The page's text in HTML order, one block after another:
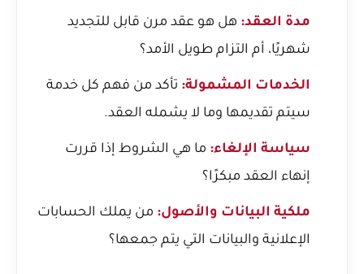
مدة العقد: هل هو عقد مرن قابل للتجديد
شهريًا، أم التزام طويل الأمد؟
الخدمات المشمولة: تأكد من فهم كل خدمة
سيتم تقديمها وما لا يشمله العقد.
سياسة الإلغاء: ما هي الشروط إذا قررت
إنهاء العقد مبكرًا؟
ملكية البيانات والأصول: من يملك الحسابات
الإعلانية والبيانات التي يتم جمعها؟